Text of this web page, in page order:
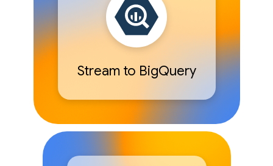
Stream to BigQuery